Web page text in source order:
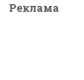
Реклама